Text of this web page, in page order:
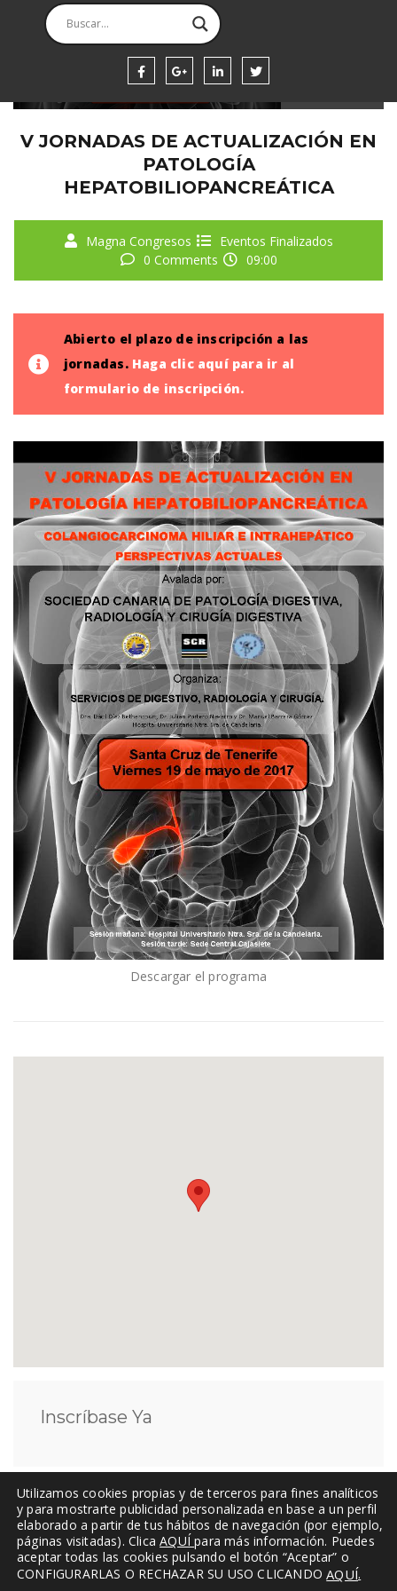
HORAS
V JORNADAS DE ACTUALIZACIÓN EN
PATOLOGÍA
HEPATOBILIOPANCREÁTICA
Magna Congresos
Eventos Finalizados
0 Comments
09:00
Abierto el plazo de inscripción a las
jornadas. Haga clic aquí para ir al
formulario de inscripción.
Descargar el programa
Inscríbase Ya
Ponente
Utilizamos cookies propias y de terceros para fines analíticos
y para mostrarte publicidad personalizada en base a un perfil
elaborado a partir de tus hábitos de navegación (por ejemplo,
páginas visitadas). ClicaAQUÍ para más información. Puedes
aceptar todas las cookies pulsando el botón “Aceptar” o
CONFIGURARLAS O RECHAZAR SU USO CLICANDOAQUÍ.